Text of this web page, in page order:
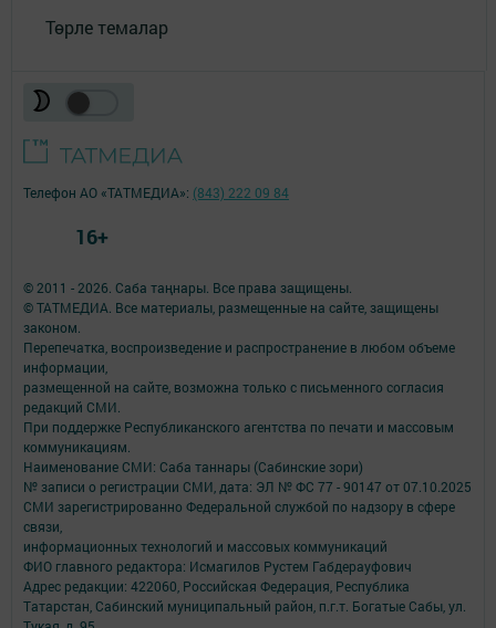
Төрле темалар
© 2011 - 2026. Саба таңнары. Все права защищены.
© ТАТМЕДИА. Все материалы, размещенные на сайте, защищены
законом.
Перепечатка, воспроизведение и распространение в любом объеме
информации,
размещенной на сайте, возможна только с письменного согласия
редакций СМИ.
При поддержке Республиканского агентства по печати и массовым
коммуникациям.
Наименование СМИ: Саба таннары (Сабинские зори)
№ записи о регистрации СМИ, дата: ЭЛ № ФС 77 - 90147 от 07.10.2025
СМИ зарегистрированно Федеральной службой по надзору в сфере
связи,
информационных технологий и массовых коммуникаций
ФИО главного редактора: Исмагилов Рустем Габдерауфович
Адрес редакции: 422060, Российская Федерация, Республика
Татарстан, Сабинский муниципальный район, п.г.т. Богатые Сабы, ул.
Телефон АО «ТАТМЕДИА»: (843) 222 09 84
16+